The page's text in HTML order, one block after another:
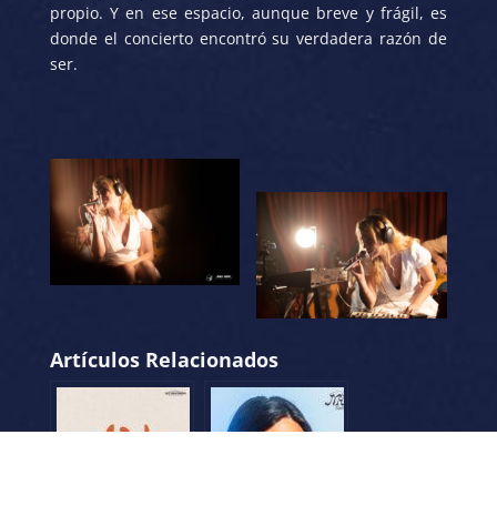
propio. Y en ese espacio, aunque breve y frágil, es
donde el concierto encontró su verdadera razón de
ser.
Artículos Relacionados